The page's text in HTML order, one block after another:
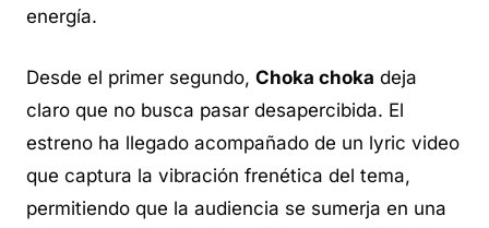
energía.
Desde el primer segundo, Choka choka deja
claro que no busca pasar desapercibida. El
estreno ha llegado acompañado de un lyric video
que captura la vibración frenética del tema,
permitiendo que la audiencia se sumerja en una